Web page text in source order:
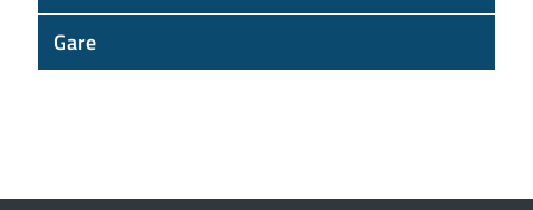
Gare